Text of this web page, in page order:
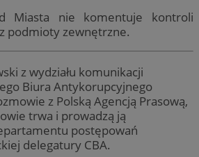
Miasta nie komentuje kontroli
podmioty zewnętrzne.
z wydziału komunikacji
Biura Antykorupcyjnego
z Polską Agencją Prasową,
trwa i prowadzą ją
postępowań
delegatury CBA.